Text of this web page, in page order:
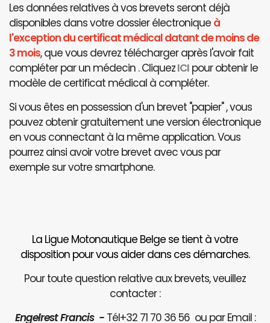
Les données relatives à vos brevets seront déjà
disponibles dans votre dossier électronique à
l'exception du certificat médical datant de moins de
3 mois, que vous devrez télécharger après l'avoir fait
compléter par un médecin . CliquezICI pour obtenir le
modèle de certificat médical à compléter.
Si vous êtes en possession d'un brevet "papier" , vous
pouvez obtenir gratuitement une version électronique
en vous connectant à la même application. Vous
pourrez ainsi avoir votre brevet avec vous par
exemple sur votre smartphone.
La Ligue Motonautique Belge se tient à votre
disposition pour vous aider dans ces démarches.
Pour toute question relative aux brevets, veuillez
contacter :
Engelrest Francis -Tél+32 71 70 36 56 ou par Email :